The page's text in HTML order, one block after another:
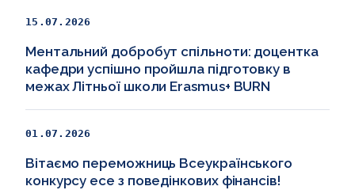
15.07.2026
Ментальний добробут спільноти: доцентка
кафедри успішно пройшла підготовку в
межах Літньої школи Erasmus+ BURN
01.07.2026
Вітаємо переможниць Всеукраїнського
конкурсу есе з поведінкових фінансів!